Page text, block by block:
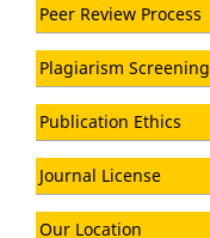
Peer Review Process
Plagiarism Screening
Publication Ethics
Journal License
Our Location